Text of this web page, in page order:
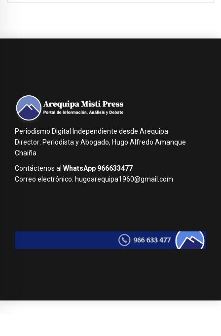
Periodismo Digital Independiente desde Arequipa
Director: Periodista y Abogado, Hugo Alfredo Amanque
Chaiña
Contáctenos al WhatsApp 966633477
Correo electrónico: hugoarequipa1960@gmail.com